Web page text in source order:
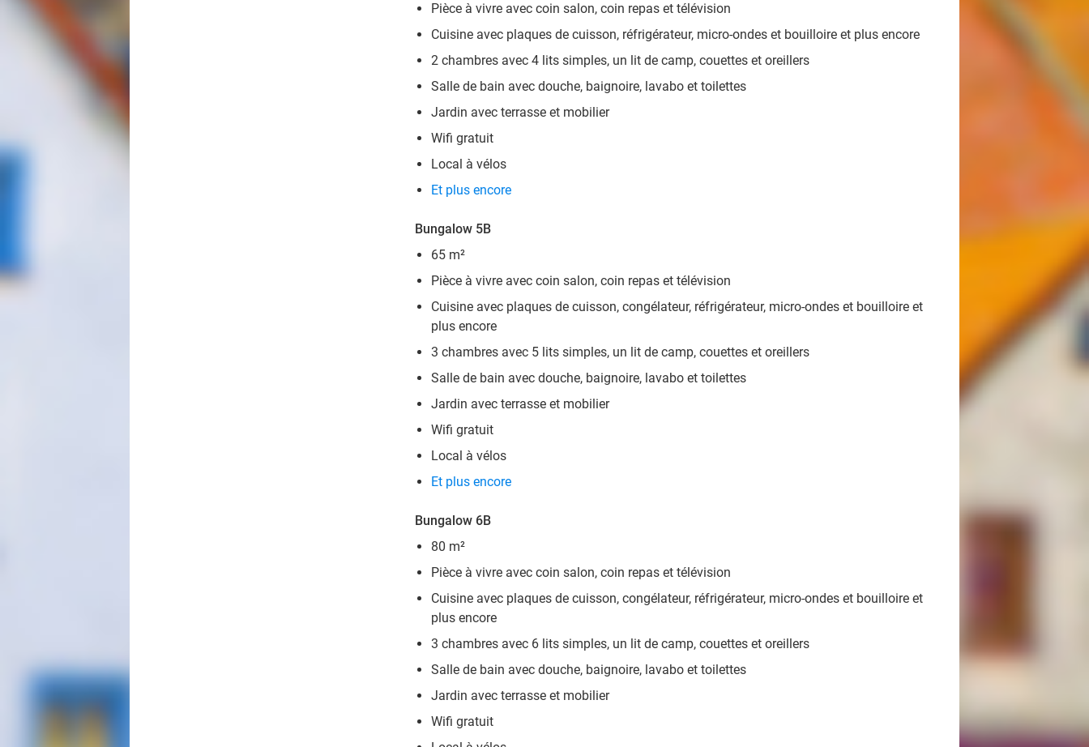
Pièce à vivre avec coin salon, coin repas et télévision
Cuisine avec plaques de cuisson, réfrigérateur, micro-ondes et bouilloire et plus encore
2 chambres avec 4 lits simples, un lit de camp, couettes et oreillers
Salle de bain avec douche, baignoire, lavabo et toilettes
Jardin avec terrasse et mobilier
Wifi gratuit
Local à vélos
Et plus encore
Bungalow 5B
65 m²
Pièce à vivre avec coin salon, coin repas et télévision
Cuisine avec plaques de cuisson, congélateur, réfrigérateur, micro-ondes et bouilloire et
plus encore
3 chambres avec 5 lits simples, un lit de camp, couettes et oreillers
Salle de bain avec douche, baignoire, lavabo et toilettes
Jardin avec terrasse et mobilier
Wifi gratuit
Local à vélos
Et plus encore
Bungalow 6B
80 m²
Pièce à vivre avec coin salon, coin repas et télévision
Cuisine avec plaques de cuisson, congélateur, réfrigérateur, micro-ondes et bouilloire et
plus encore
3 chambres avec 6 lits simples, un lit de camp, couettes et oreillers
Salle de bain avec douche, baignoire, lavabo et toilettes
Jardin avec terrasse et mobilier
Wifi gratuit